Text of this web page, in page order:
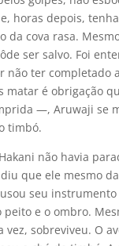
horas depois,
da cova rasa.
ser salvo. Foi
não ter completado
matar é obrigação
—, Aruwaji se
timbó.
não havia
que ele mesmo
seu instrumento
peito e o ombro.
vez, sobreviveu. O